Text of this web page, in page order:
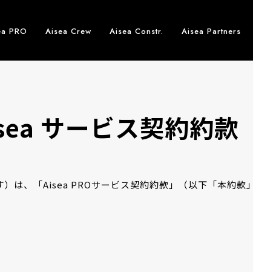
PRO Aisea Crew Aisea Constr. Aisea Partners
サービス契約約款
は、「Aisea PROサービス契約約款」（以下「本約款